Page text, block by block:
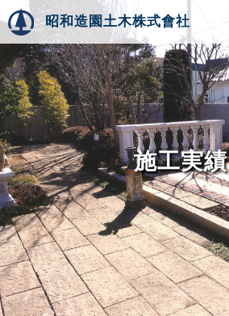
昭和造園土木株式會社
施工実績